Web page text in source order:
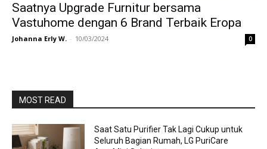
Saatnya Upgrade Furnitur bersama
Vastuhome dengan 6 Brand Terbaik Eropa
Johanna Erly W. - 10/03/2024 0
MOST READ
Saat Satu Purifier Tak Lagi Cukup untuk
Seluruh Bagian Rumah, LG PuriCare